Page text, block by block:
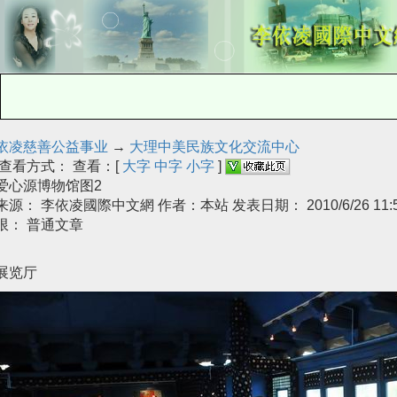
凌慈善公益事业 → 大理中美民族文化交流中心
看方式： 查看：[ 大字 中字 小字 ]
心源博物馆图2
源： 李依凌國際中文網 作者：本站 发表日期： 2010/6/26
： 普通文章
览厅